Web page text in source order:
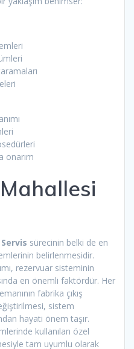
onarım
sürecinin belki de en
belirlenmesidir.
rezervuar sisteminin
en önemli faktördür. Her
fabrika çıkış
sistem
hayati önem taşır.
kullanılan özel
tam uyumlu olarak